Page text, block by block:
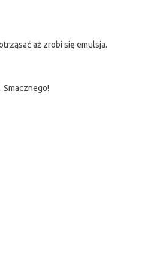
aż zrobi się emulsja.
Smacznego!